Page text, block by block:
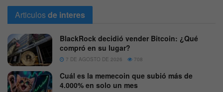
Articulosde interes
BlackRock decidió vender Bitcoin: ¿Qué
compró en su lugar?
7 DE AGOSTO DE 2026 708
Cuál es la memecoin que subió más de
4.000% en solo un mes